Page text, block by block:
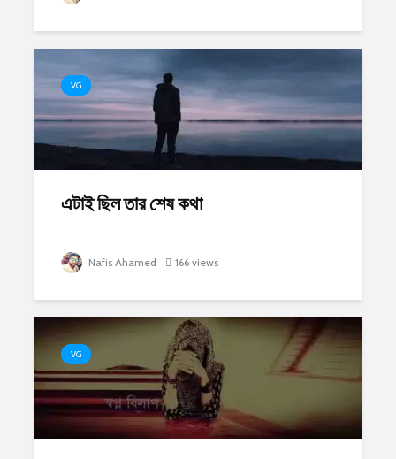
VG
এটাই ছিল তার শেষ কথা
Nafis Ahamed 166 views
VG